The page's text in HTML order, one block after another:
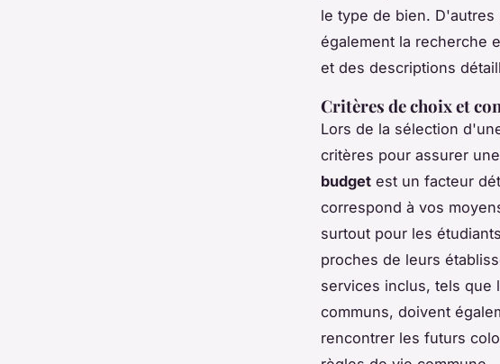
le type de bien. D'autres
également la recherche
et des descriptions
Critères de choix et
Lors de la sélection
critères pour assurer
budget est un facteur
correspond à vos
surtout pour les
proches de leurs
services inclus, tels que
communs, doivent
rencontrer les futurs